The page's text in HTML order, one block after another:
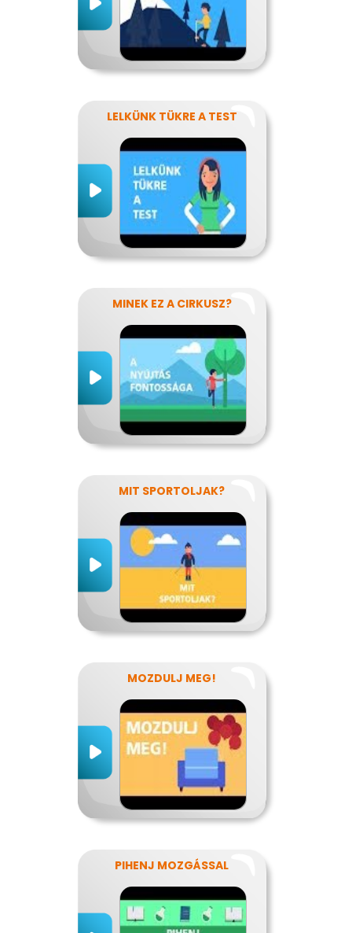
LELKÜNK TÜKRE A TEST
MINEK EZ A CIRKUSZ?
MIT SPORTOLJAK?
MOZDULJ MEG!
PIHENJ MOZGÁSSAL